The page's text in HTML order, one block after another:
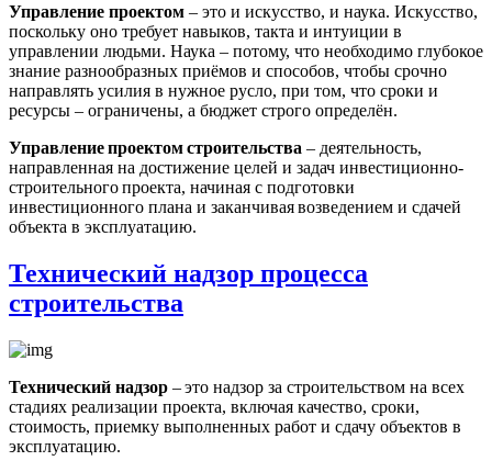
Управление проектом – это и искусство, и наука. Искусство,
поскольку оно требует навыков, такта и интуиции в
управлении людьми. Наука – потому, что необходимо глубокое
знание разнообразных приёмов и способов, чтобы срочно
направлять усилия в нужное русло, при том, что сроки и
ресурсы – ограничены, а бюджет строго определён.
Управление проектом строительства – деятельность,
направленная на достижение целей и задач инвестиционно-
строительного проекта, начиная с подготовки
инвестиционного плана и заканчивая возведением и сдачей
объекта в эксплуатацию.
Технический надзор процесса
строительства
Технический надзор – это надзор за строительством на всех
стадиях реализации проекта, включая качество, сроки,
стоимость, приемку выполненных работ и сдачу объектов в
эксплуатацию.